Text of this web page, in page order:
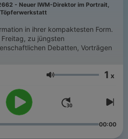
- Neuer IWM-Direktor im Portrait,
Töpferwerkstatt
in ihrer kompaktesten Form.
zu jüngsten
Debatten, Vorträgen
Hangerő 1 x
00:00